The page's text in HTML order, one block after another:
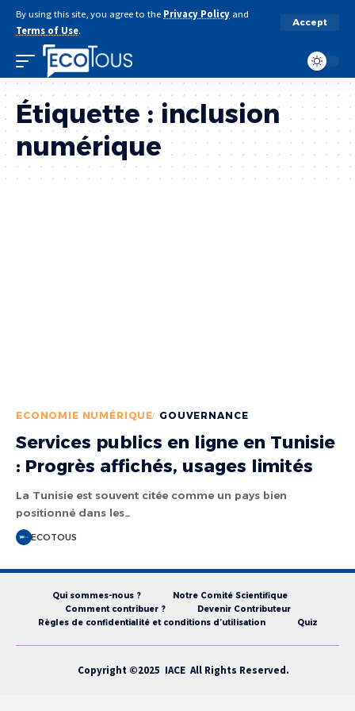
By using this site, you agree to the Privacy Policy and
Terms of Use.
Accept
Étiquette :inclusion
numérique
ECONOMIE NUMÉRIQUE GOUVERNANCE
Services publics en ligne en Tunisie
: Progrès affichés, usages limités
La Tunisie est souvent citée comme un pays bien
positionné dans les…
ECOTOUS
Qui sommes-nous ?
Notre Comité Scientifique
Comment contribuer ?
Devenir Contributeur
Règles de confidentialité et conditions d’utilisation
Quiz
Copyright ©2025 IACE All Rights Reserved.